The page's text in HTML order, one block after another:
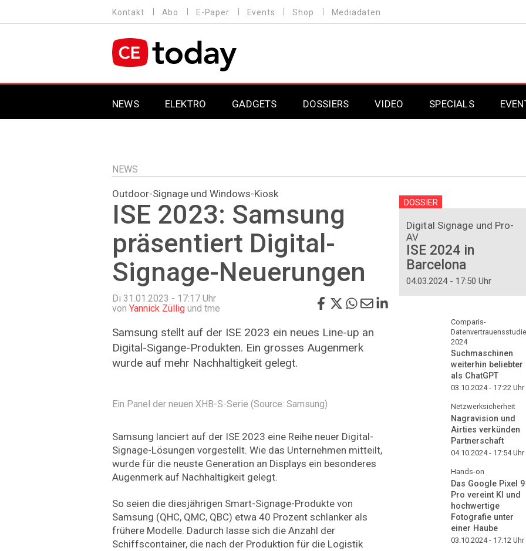
zum
MENU
Kontakt Abo E-Paper Events Shop Mediadaten
MAIN NAVIGATION
NEWS ELEKTRO GADGETS DOSSIERS
DAB+
VIDEO SPECIALS
Professional AV &
Professional AV &
Professional AV &
NEWS
Outdoor-Signage und Windows-Kiosk
ISE 2023: Samsung
präsentiert Digital-
Signage-Neuerungen
Di 31.01.2023 - 17:17 Uhr
von Yannick Züllig und tme
Samsung stellt auf der ISE 2023 ein neues Line-up an
Digital-Sigange-Produkten. Ein grosses Augenmerk
wurde auf mehr Nachhaltigkeit gelegt.
Ein Panel der neuen XHB-S-Serie (Source: Samsung)
Samsung lanciert auf der ISE 2023 eine Reihe neuer Digital-
Signage-Lösungen vorgestellt. Wie das Unternehmen mitteilt,
wurde für die neuste Generation an Displays ein besonderes
Augenmerk auf Nachhaltigkeit gelegt.
So seien die diesjährigen Smart-Signage-Produkte von
Samsung (QHC, QMC, QBC) etwa 40 Prozent schlanker als
frühere Modelle. Dadurch lasse sich die Anzahl der
Schiffscontainer, die nach der Produktion für die Logistik
DOSSIER
Digital Signage und Pro-
AV
ISE 2024 in
Barcelona
04.03.2024 - 17:50 Uhr
Comparis-
Datenvertrauensstudie
2024
Suchmaschinen
weiterhin beliebter
als ChatGPT
03.10.2024 - 17:22 Uhr
Netzwerksicherheit
Nagravision und
Airties verkünden
Partnerschaft
04.10.2024 - 17:54Uhr
Hands-on
Das Google Pixel 9
Pro vereint KI und
hochwertige
Fotografie unter
einer Haube
03.10.2024 - 17:12 Uhr